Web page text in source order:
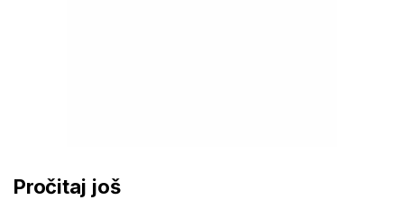
Pročitaj još